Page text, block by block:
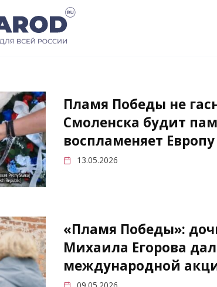
Пламя Победы не
Смоленска будит
воспламеняет Европу
13.05.2026
«Пламя Победы»:
Михаила Егорова
международной